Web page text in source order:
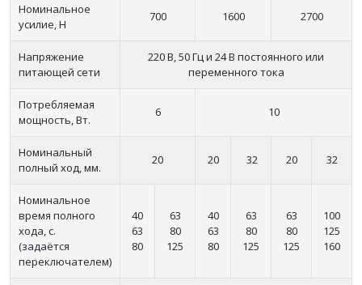
Номинальное
усилие, Н
700 1600 2700
Напряжение
питающей сети
220 В, 50 Гц и 24 В постоянного или
переменного тока
Потребляемая
мощность, Вт.
6 10
Номинальный
полный ход, мм.
20 20 32 20 32
Номинальное
время полного
хода, с.
(задаётся
переключателем)
40
63
80
63
80
125
40
63
80
63
80
125
63
80
125
100
125
160